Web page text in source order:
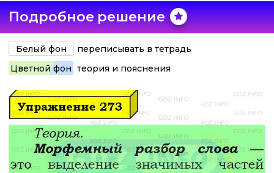
Подробное решение
Белый фон
переписывать в тетрадь
Цветной фон теория и пояснения